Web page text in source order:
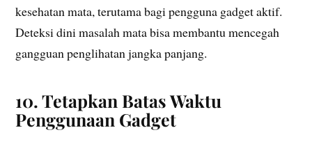
kesehatan mata, terutama bagi pengguna gadget aktif.
Deteksi dini masalah mata bisa membantu mencegah
gangguan penglihatan jangka panjang.
10. Tetapkan Batas Waktu
Penggunaan Gadget